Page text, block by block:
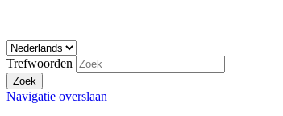
Trefwoorden
Zoek
Navigatie overslaan